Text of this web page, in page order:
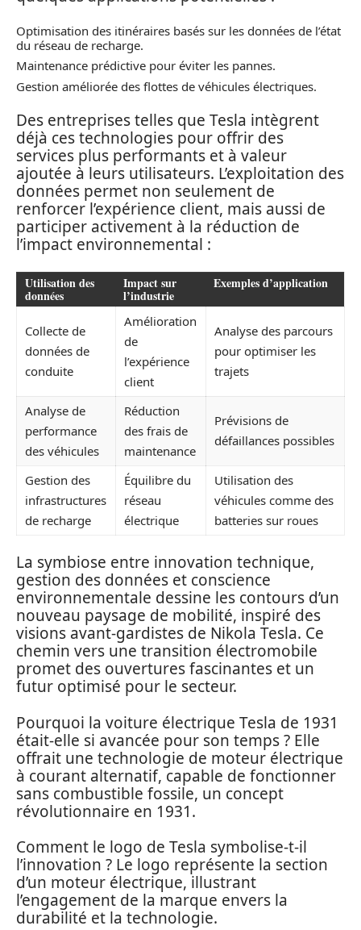
Optimisation des itinéraires basés sur les données de l’état
du réseau de recharge.
Maintenance prédictive pour éviter les pannes.
Gestion améliorée des flottes de véhicules électriques.
Des entreprises telles que Tesla intègrent
déjà ces technologies pour offrir des
services plus performants et à valeur
ajoutée à leurs utilisateurs. L’exploitation des
données permet non seulement de
renforcer l’expérience client, mais aussi de
participer activement à la réduction de
l’impact environnemental :
Utilisation des
données
Impact sur
l’industrie
Exemples d’application
Collecte de
données de
conduite
Amélioration
de
l’expérience
client
Analyse des parcours
pour optimiser les
trajets
Analyse de
performance
des véhicules
Réduction
des frais de
maintenance
Prévisions de
défaillances possibles
Gestion des
infrastructures
de recharge
Équilibre du
réseau
électrique
Utilisation des
véhicules comme des
batteries sur roues
La symbiose entre innovation technique,
gestion des données et conscience
environnementale dessine les contours d’un
nouveau paysage de mobilité, inspiré des
visions avant-gardistes de Nikola Tesla. Ce
chemin vers une transition électromobile
promet des ouvertures fascinantes et un
futur optimisé pour le secteur.
Pourquoi la voiture électrique Tesla de 1931
était-elle si avancée pour son temps ? Elle
offrait une technologie de moteur électrique
à courant alternatif, capable de fonctionner
sans combustible fossile, un concept
révolutionnaire en 1931.
Comment le logo de Tesla symbolise-t-il
l’innovation ? Le logo représente la section
d’un moteur électrique, illustrant
l’engagement de la marque envers la
durabilité et la technologie.